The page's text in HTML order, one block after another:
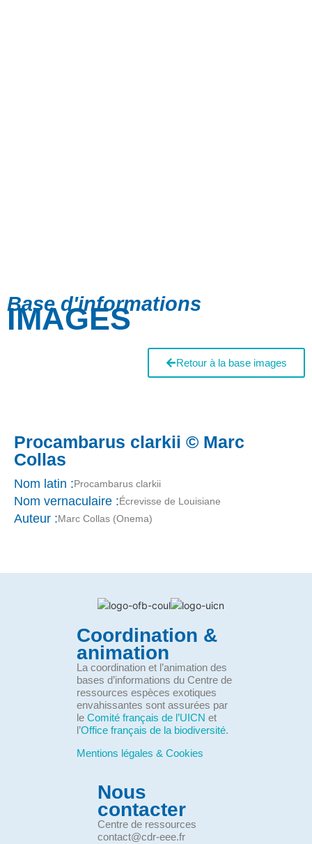
Base d'informations
IMAGES
Retour à la base images
Procambarus clarkii © Marc
Collas
Nom latin :Procambarus clarkii
Nom vernaculaire :Écrevisse de Louisiane
Auteur :Marc Collas (Onema)
Coordination &
animation
La coordination et l’animation des
bases d’informations du Centre de
ressources espèces exotiques
envahissantes sont assurées par
le Comité français de l’UICN et
l’Office français de la biodiversité.
Mentions légales & Cookies
Nous
contacter
Centre de ressources
contact@cdr-eee.fr